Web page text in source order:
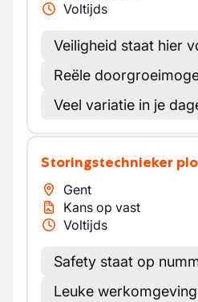
Voltijds
Veiligheid staat hier
Reële
Veel variatie in je
Storingstechnieker
Gent
Kans op vast
Voltijds
Safety staat op
Leuke